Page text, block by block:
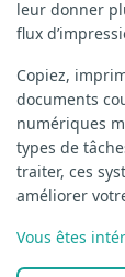
leur donner
flux
Copiez,
documents
numériques
types de
traiter, ces
améliorer
Vous êtes